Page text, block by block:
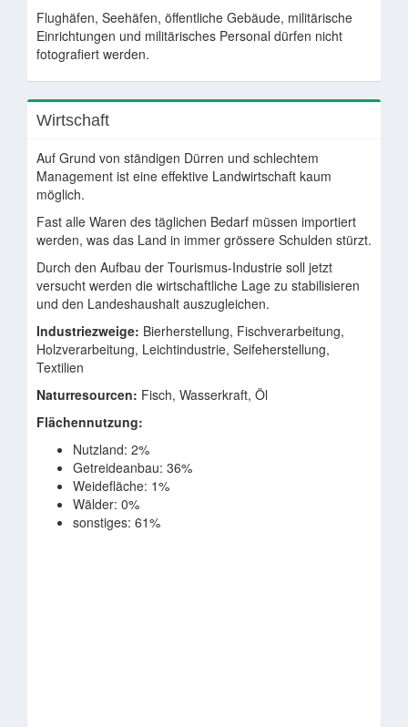
Flughäfen, Seehäfen, öffentliche Gebäude, militärische
Einrichtungen und militärisches Personal dürfen nicht
fotografiert werden.
Wirtschaft
Auf Grund von ständigen Dürren und schlechtem
Management ist eine effektive Landwirtschaft kaum
möglich.
Fast alle Waren des täglichen Bedarf müssen importiert
werden, was das Land in immer grössere Schulden stürzt.
Durch den Aufbau der Tourismus-Industrie soll jetzt
versucht werden die wirtschaftliche Lage zu stabilisieren
und den Landeshaushalt auszugleichen.
Industriezweige: Bierherstellung, Fischverarbeitung,
Holzverarbeitung, Leichtindustrie, Seifeherstellung,
Textilien
Naturresourcen: Fisch, Wasserkraft, Öl
Flächennutzung:
Nutzland: 2%
Getreideanbau: 36%
Weidefläche: 1%
Wälder: 0%
sonstiges: 61%